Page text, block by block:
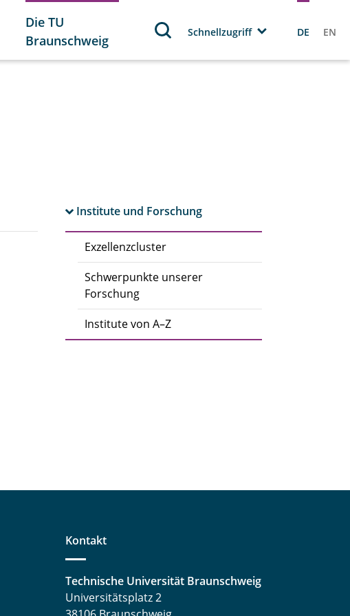
Die TU
Braunschweig
Schnellzugriff DE EN
Institute und Forschung
Exzellenzcluster
Schwerpunkte unserer
Forschung
Institute von A–Z
Kontakt
Technische Universität Braunschweig
Universitätsplatz 2